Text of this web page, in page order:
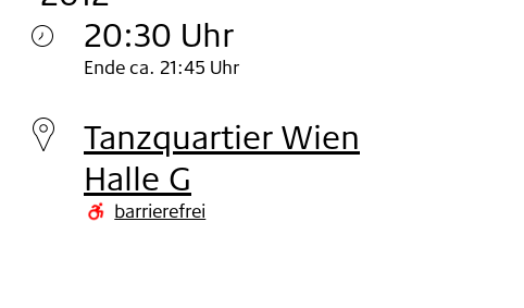
20:30 Uhr
Mittwoch
31.
Okt
2012
Ende ca. 21:45 Uhr
Tanzquartier Wien
Halle G
barrierefrei